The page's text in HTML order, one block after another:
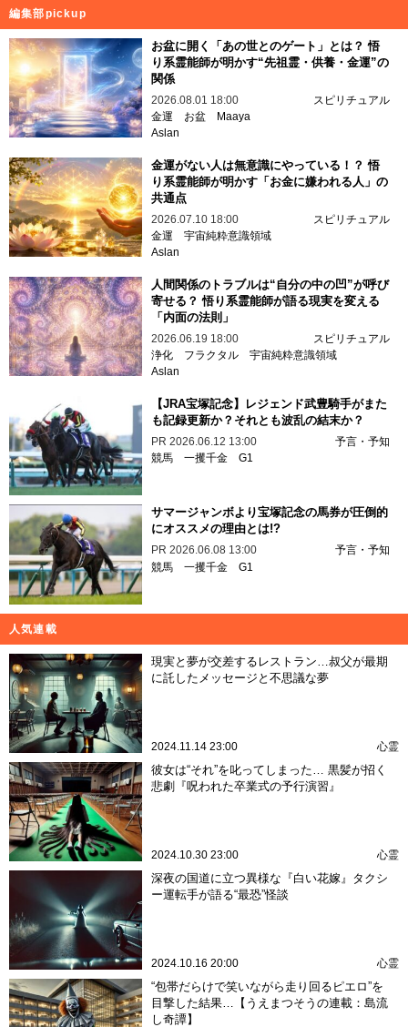
編集部pickup
お盆に開く「あの世とのゲート」とは？ 悟
り系霊能師が明かす“先祖霊・供養・金運”の
関係
2026.08.01 18:00
スピリチュアル
金運
お盆
Maaya
Aslan
金運がない人は無意識にやっている！？ 悟
り系霊能師が明かす「お金に嫌われる人」の
共通点
2026.07.10 18:00
スピリチュアル
金運 宇宙純粋意識領域
Aslan
人間関係のトラブルは“自分の中の凹”が呼び
寄せる？ 悟り系霊能師が語る現実を変える
「内面の法則」
2026.06.19 18:00
スピリチュアル
浄化
フラクタル 宇宙純粋意識領域
Aslan
【JRA宝塚記念】レジェンド武豊騎手がまた
も記録更新か？それとも波乱の結末か？
PR 2026.06.12 13:00
予言・予知
競馬 一攫千金 G1
サマージャンボより宝塚記念の馬券が圧倒的
にオススメの理由とは!?
PR 2026.06.08 13:00
予言・予知
競馬 一攫千金 G1
人気連載
現実と夢が交差するレストラン…叔父が最期
に託したメッセージと不思議な夢
2024.11.14 23:00 心霊
彼女は“それ”を叱ってしまった… 黒髪が招く
悲劇『呪われた卒業式の予行演習』
2024.10.30 23:00 心霊
深夜の国道に立つ異様な『白い花嫁』タクシ
ー運転手が語る“最恐”怪談
2024.10.16 20:00 心霊
“包帯だらけで笑いながら走り回るピエロ”を
目撃した結果…【うえまつそうの連載：島流
し奇譚】